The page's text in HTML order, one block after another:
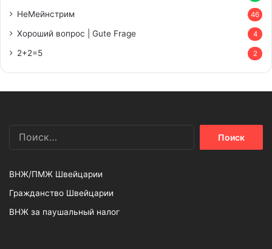
НеМейнстрим 46
Хороший вопрос | Gute Frage 4
2+2=5 2
ВНЖ/ПМЖ Швейцарии
Гражданство Швейцарии
ВНЖ за паушальный налог